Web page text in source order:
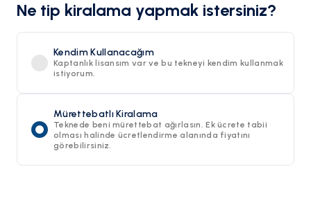
Ne tip kiralama yapmak istersiniz?
Kendim Kullanacağım
Kaptanlık lisansım var ve bu tekneyi kendim kullanmak
istiyorum.
Mürettebatlı Kiralama
Teknede beni mürettebat ağırlasın. Ek ücrete tabii
olması halinde ücretlendirme alanında fiyatını
görebilirsiniz.